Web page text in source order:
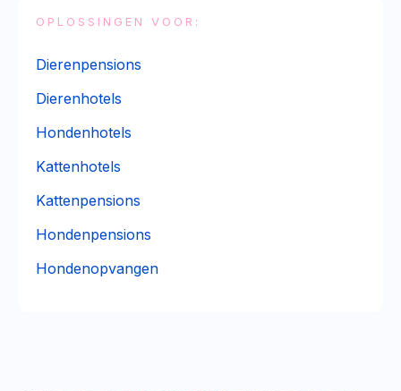
OPLOSSINGEN VOOR:
Dierenpensions
Dierenhotels
Hondenhotels
Kattenhotels
Kattenpensions
Hondenpensions
Hondenopvangen